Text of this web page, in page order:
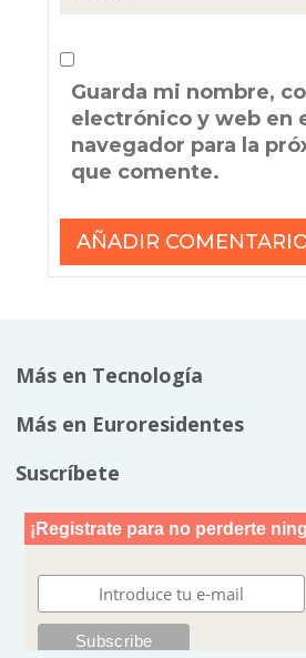
Guarda mi nombre,
electrónico y web en
navegador para la
que comente.
Más en Tecnología
Más en Euroresidentes
Suscríbete